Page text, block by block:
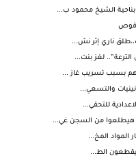
الشيخ محمود ب...
قوص
ناري إثر نش...
لغز بنت...
والتسعي...
للتحقي...
المواد المخ...